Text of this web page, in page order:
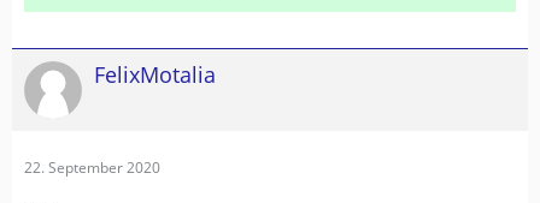
FelixMotalia
22. September 2020